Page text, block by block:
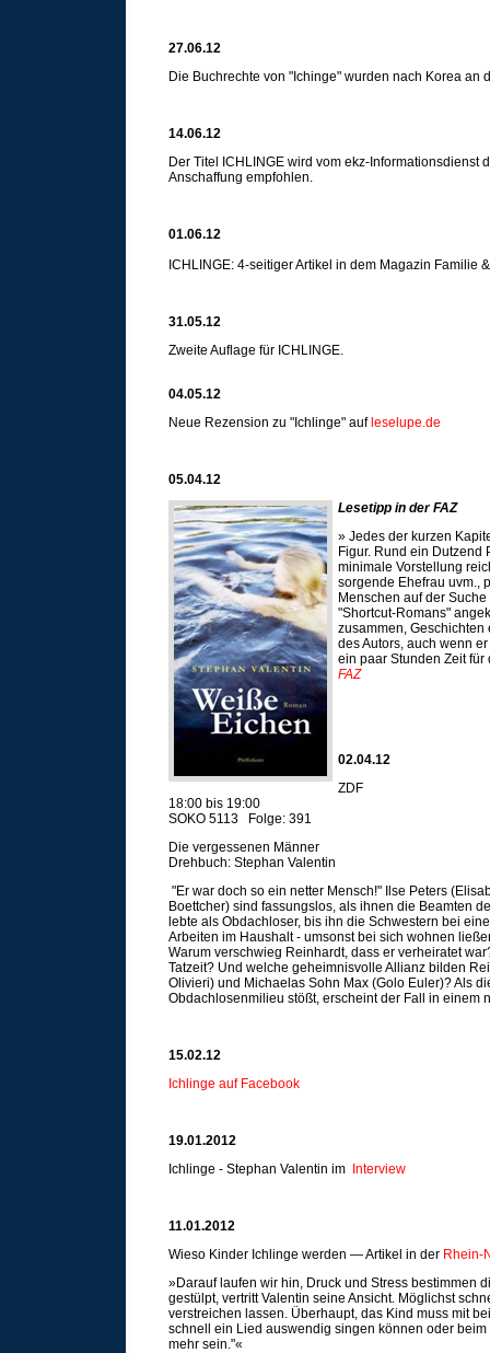
27.06.12
Die Buchrechte von "Ichinge" wurden nach Korea an
14.06.12
Der Titel ICHLINGE wird vom ekz-
Anschaffung empfohlen.
01.06.12
ICHLINGE: 4-seitiger Artikel in dem Magazin Familie
31.05.12
Zweite Auflage für ICHLINGE.
04.05.12
Neue Rezension zu "Ichlinge" aufleselupe.de
05.04.12
Lesetipp in der FAZ
» Jedes der kurzen
Figur. Rund ein Dutzend
minimale Vorstellung
sorgende Ehefrau uvm.,
Menschen auf der
"Shortcut-Romans"
zusammen, Geschichten
des Autors, auch wenn
ein paar Stunden Zeit für
FAZ
02.04.12
ZDF
18:00 bis 19:00
SOKO 5113 Folge: 391
Die vergessenen Männer
Drehbuch: Stephan Valentin
"Er war doch so ein netter Mensch!" Ilse Peters
Boettcher) sind fassungslos, als ihnen die Beamten
lebte als Obdachloser, bis ihn die Schwestern bei
Arbeiten im Haushalt - umsonst bei sich wohnen
Warum verschwieg Reinhardt, dass er verheiratet
Tatzeit? Und welche geheimnisvolle Allianz bilden
Olivieri) und Michaelas Sohn Max (Golo Euler)? Als
Obdachlosenmilieu stößt, erscheint der Fall in einem
15.02.12
Ichlinge auf Facebook
19.01.2012
Ichlinge - Stephan Valentin im Interview
11.01.2012
Wieso Kinder Ichlinge werden — Artikel in der Rhein-
»Darauf laufen wir hin, Druck und Stress bestimmen
gestülpt, vertritt Valentin seine Ansicht. Möglichst
verstreichen lassen. Überhaupt, das Kind muss mit
schnell ein Lied auswendig singen können oder
mehr sein."«